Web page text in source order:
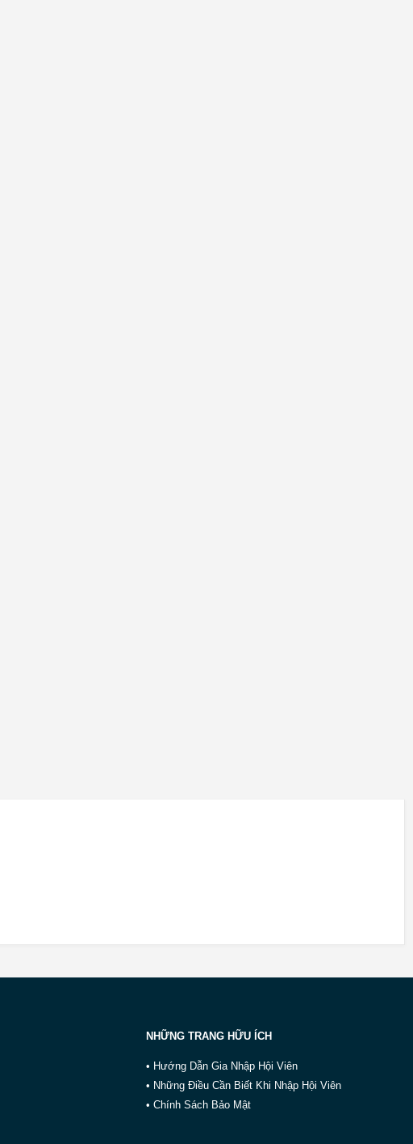
NHỮNG TRANG HỮU ÍCH
• Hướng Dẫn Gia Nhập Hội Viên
• Những Điều Cần Biết Khi Nhập Hội Viên
• Chính Sách Bảo Mật